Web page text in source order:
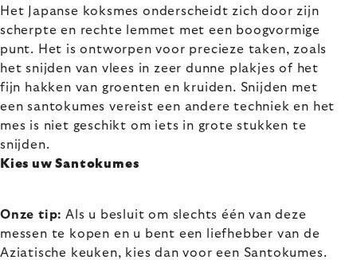
Het Japanse koksmes onderscheidt zich door zijn
scherpte en rechte lemmet met een boogvormige
punt. Het is ontworpen voor precieze taken, zoals
het snijden van vlees in zeer dunne plakjes of het
fijn hakken van groenten en kruiden. Snijden met
een santokumes vereist een andere techniek en het
mes is niet geschikt om iets in grote stukken te
snijden.
Kies uw Santokumes
Onze tip: Als u besluit om slechts één van deze
messen te kopen en u bent een liefhebber van de
Aziatische keuken, kies dan voor een Santokumes.